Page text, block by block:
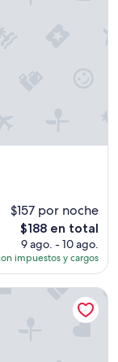
$157 por noche
El
precio
actual
es
de
$188 en total
9 ago. - 10 ago.
impuestos y cargos
centro